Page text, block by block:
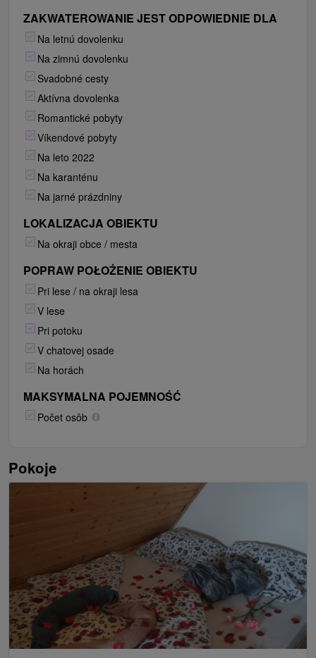
ZAKWATEROWANIE JEST ODPOWIEDNIE DLA
Na letnú dovolenku
Na zimnú dovolenku
Svadobné cesty
Aktívna dovolenka
Romantické pobyty
Víkendové pobyty
Na leto 2022
Na karanténu
Na jarné prázdniny
LOKALIZACJA OBIEKTU
Na okraji obce / mesta
POPRAW POŁOŻENIE OBIEKTU
Pri lese / na okraji lesa
V lese
Pri potoku
V chatovej osade
Na horách
MAKSYMALNA POJEMNOŚĆ
Počet osôb
Pokoje